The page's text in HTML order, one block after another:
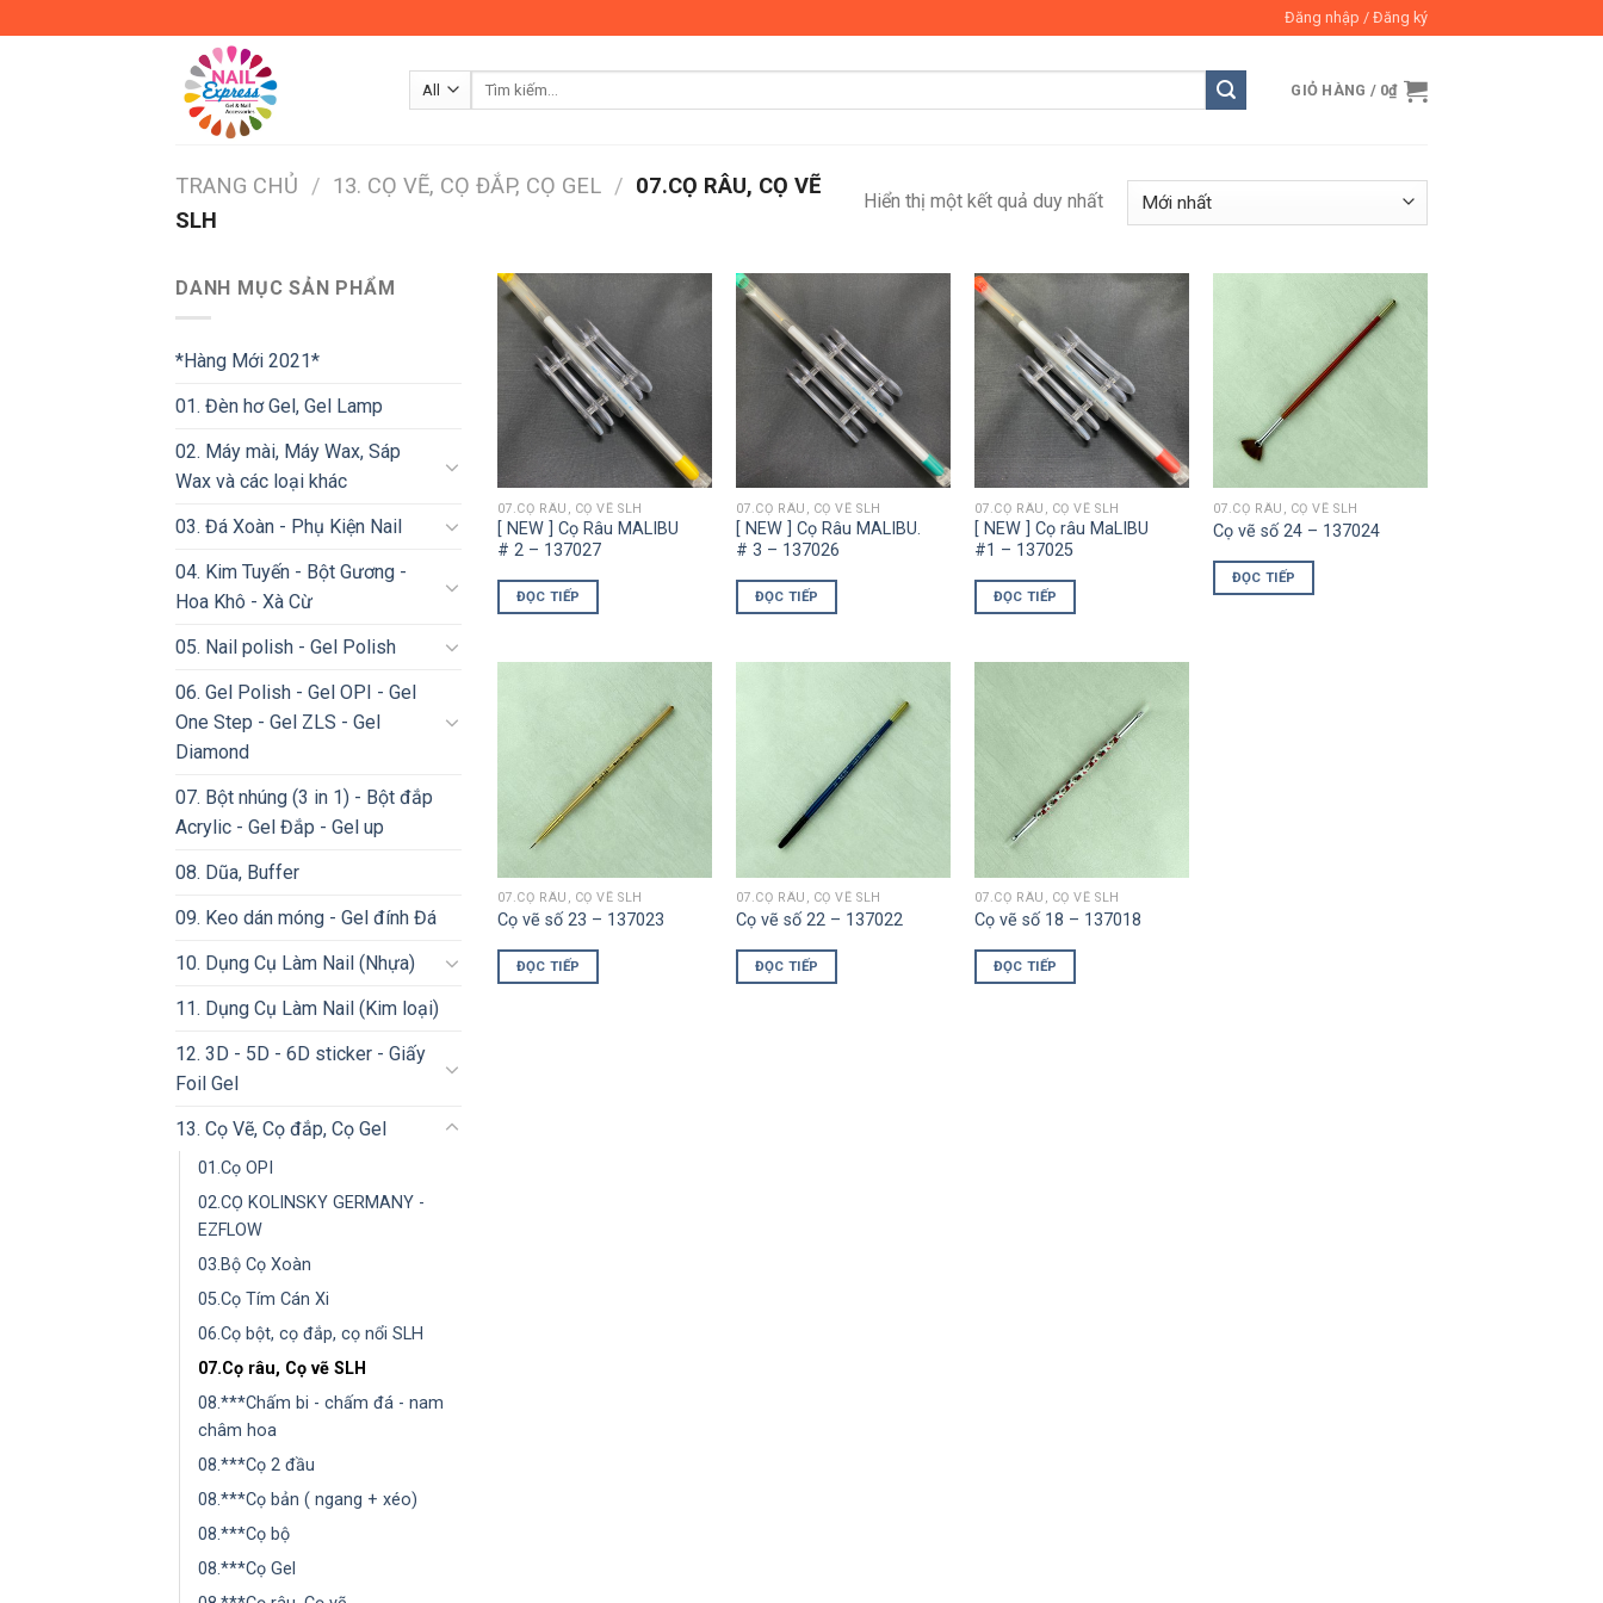
Đăng nhập / Đăng ký
GIỎ HÀNG / 0₫
TRANG CHỦ / 13. CỌ VẼ, CỌ ĐẮP, CỌ GEL / 07.CỌ RÂU, CỌ VẼ
SLH
Hiển thị một kết quả duy nhất
DANH MỤC SẢN PHẨM
*Hàng Mới 2021*
01. Đèn hơ Gel, Gel Lamp
02. Máy mài, Máy Wax, Sáp
Wax và các loại khác
03. Đá Xoàn - Phụ Kiện Nail
04. Kim Tuyến - Bột Gương -
Hoa Khô - Xà Cừ
05. Nail polish - Gel Polish
06. Gel Polish - Gel OPI - Gel
One Step - Gel ZLS - Gel
Diamond
07. Bột nhúng (3 in 1) - Bột đắp
Acrylic - Gel Đắp - Gel up
08. Dũa, Buffer
09. Keo dán móng - Gel đính Đá
10. Dụng Cụ Làm Nail (Nhựa)
11. Dụng Cụ Làm Nail (Kim loại)
12. 3D - 5D - 6D sticker - Giấy
Foil Gel
13. Cọ Vẽ, Cọ đắp, Cọ Gel
01.Cọ OPI
02.CỌ KOLINSKY GERMANY -
EZFLOW
03.Bộ Cọ Xoàn
05.Cọ Tím Cán Xi
06.Cọ bột, cọ đắp, cọ nổi SLH
07.Cọ râu, Cọ vẽ SLH
08.***Chấm bi - chấm đá - nam
châm hoa
08.***Cọ 2 đầu
08.***Cọ bản ( ngang + xéo)
08.***Cọ bộ
08.***Cọ Gel
07.CỌ RÂU, CỌ VẼ SLH
[ NEW ] Cọ Râu MALIBU
# 2 – 137027
ĐỌC TIẾP
07.CỌ RÂU, CỌ VẼ SLH
[ NEW ] Cọ Râu MALIBU.
# 3 – 137026
ĐỌC TIẾP
07.CỌ RÂU, CỌ VẼ SLH
[ NEW ] Cọ râu MaLIBU
#1 – 137025
ĐỌC TIẾP
07.CỌ RÂU, CỌ VẼ SLH
Cọ vẽ số 24 – 137024
ĐỌC TIẾP
07.CỌ RÂU, CỌ VẼ SLH
Cọ vẽ số 23 – 137023
ĐỌC TIẾP
07.CỌ RÂU, CỌ VẼ SLH
Cọ vẽ số 22 – 137022
ĐỌC TIẾP
07.CỌ RÂU, CỌ VẼ SLH
Cọ vẽ số 18 – 137018
ĐỌC TIẾP